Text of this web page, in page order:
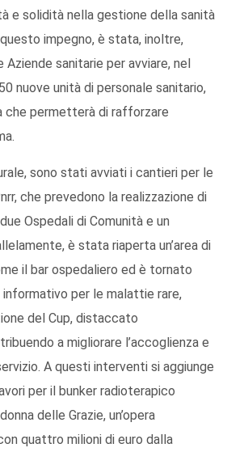
e solidità nella gestione della sanità
impegno, è stata, inoltre,
Aziende sanitarie per avviare, nel
nuove unità di personale sanitario,
che permetterà di rafforzare
sono stati avviati i cantieri per le
che prevedono la realizzazione di
Ospedali di Comunità e un
è stata riaperta un’area di
il bar ospedaliero ed è tornato
per le malattie rare,
del Cup, distaccato
a migliorare l’accoglienza e
A questi interventi si aggiunge
per il bunker radioterapico
delle Grazie, un’opera
quattro milioni di euro dalla